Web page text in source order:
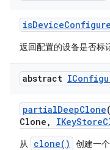
isDevice
返回配置的设备是否标
abstract
partialDeepClone
Clone , IKeyStore
从 clone()
创建一